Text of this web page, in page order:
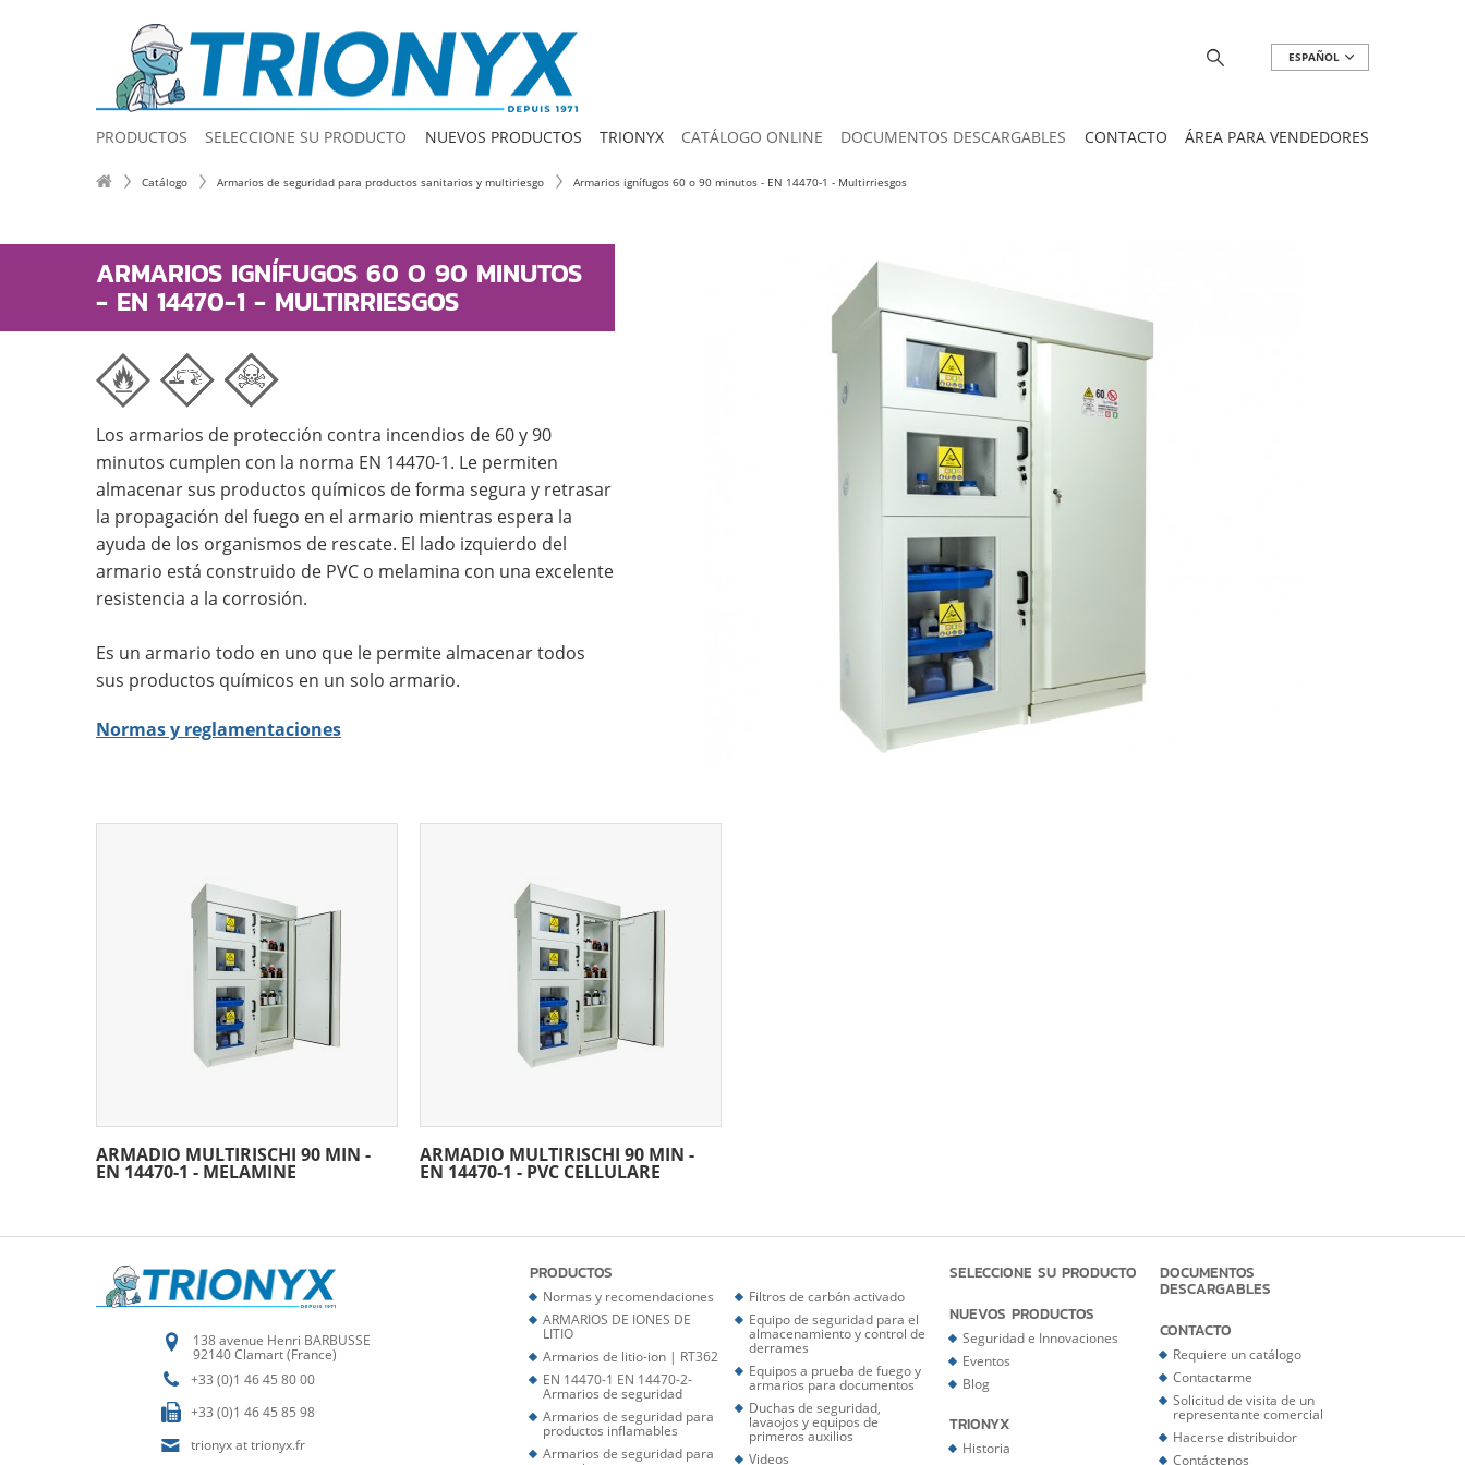
ESPAÑOL
PRODUCTOS SELECCIONE SU PRODUCTO NUEVOS PRODUCTOS TRIONYX CATÁLOGO ONLINE DOCUMENTOS DESCARGABLES CONTACTO ÁREA PARA VENDEDORES
Catálogo Armarios de seguridad para productos sanitarios y multiriesgo Armarios ignífugos 60 o 90 minutos - EN 14470-1 - Multirriesgos
ARMARIOS IGNÍFUGOS 60 O 90 MINUTOS
- EN 14470-1 - MULTIRRIESGOS
Los armarios de protección contra incendios de 60 y 90
minutos cumplen con la norma EN 14470-1. Le permiten
almacenar sus productos químicos de forma segura y retrasar
la propagación del fuego en el armario mientras espera la
ayuda de los organismos de rescate. El lado izquierdo del
armario está construido de PVC o melamina con una excelente
resistencia a la corrosión.
Es un armario todo en uno que le permite almacenar todos
sus productos químicos en un solo armario.
Normas y reglamentaciones
ARMADIO MULTIRISCHI 90 MIN -
EN 14470-1 - MELAMINE
ARMADIO MULTIRISCHI 90 MIN -
EN 14470-1 - PVC CELLULARE
PRODUCTOS
Normas y recomendaciones
ARMARIOS DE IONES DE
LITIO
Armarios de litio-ion | RT362
EN 14470-1 EN 14470-2-
Armarios de seguridad
Armarios de seguridad para
productos inflamables
Armarios de seguridad para
Filtros de carbón activado
Equipo de seguridad para el
almacenamiento y control de
derrames
Equipos a prueba de fuego y
armarios para documentos
Duchas de seguridad,
lavaojos y equipos de
primeros auxilios
Videos
SELECCIONE SU PRODUCTO
NUEVOS PRODUCTOS
Seguridad e Innovaciones
Eventos
Blog
TRIONYX
Historia
DOCUMENTOS
DESCARGABLES
CONTACTO
Requiere un catálogo
Contactarme
Solicitud de visita de un
representante comercial
Hacerse distribuidor
Contáctenos
138 avenue Henri BARBUSSE
92140 Clamart (France)
+33 (0)1 46 45 80 00
+33 (0)1 46 45 85 98
trionyx at trionyx.fr